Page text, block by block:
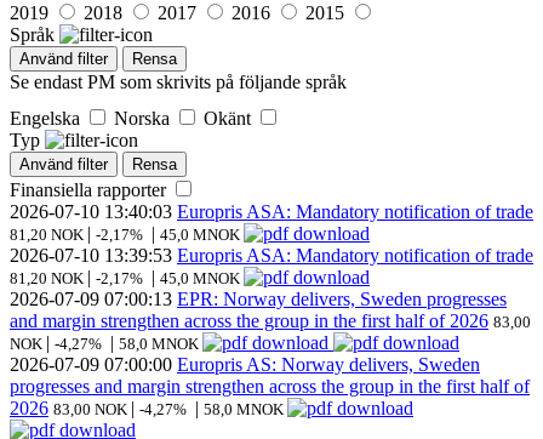
2019
2018 2017 2016
2015
Språk
Använd filter Rensa
Se endast PM som skrivits på följande språk
Engelska
Norska
Okänt
Typ
Använd filter Rensa
Finansiella rapporter
2026-07-10 13:40:03 Europris ASA: Mandatory notification of trade
81,20 NOK | -2,17% | 45,0 MNOK
2026-07-10 13:39:53 Europris ASA: Mandatory notification of trade
81,20 NOK | -2,17% | 45,0 MNOK
2026-07-09 07:00:13 EPR: Norway delivers, Sweden progresses
and margin strengthen across the group in the first half of 2026 83,00
NOK | -4,27% | 58,0 MNOK
2026-07-09 07:00:00 Europris AS: Norway delivers, Sweden
progresses and margin strengthen across the group in the first half of
2026 83,00 NOK | -4,27% | 58,0 MNOK